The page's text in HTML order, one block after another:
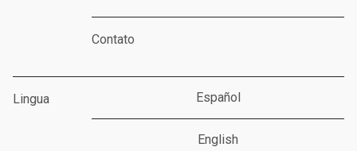
Contato
Lingua Español
English